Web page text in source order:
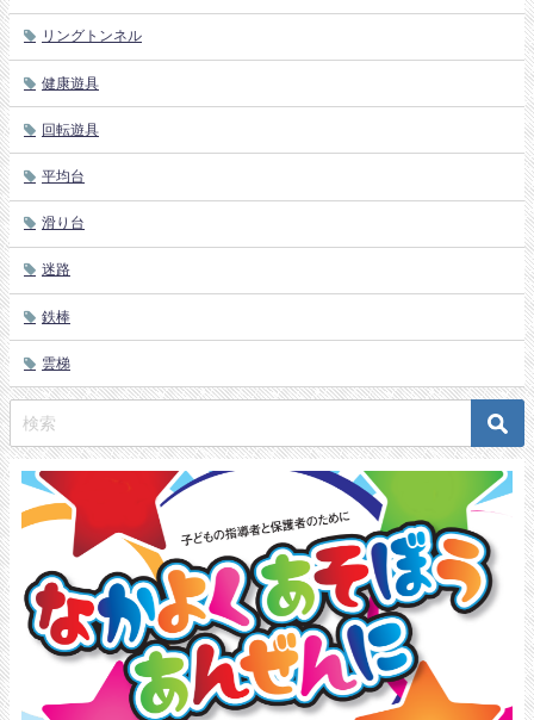
リングトンネル
健康遊具
回転遊具
平均台
滑り台
迷路
鉄棒
雲梯